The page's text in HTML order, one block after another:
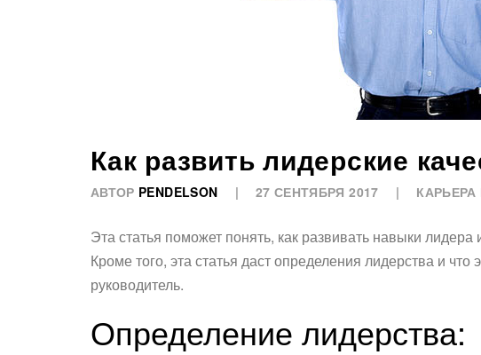
Как развить лидерские
АВТОР PENDELSON 27 СЕНТЯБРЯ 2017 КАРЬЕРА
Эта статья поможет понять, как развивать навыки
Кроме того, эта статья даст определения лидерства и
руководитель.
Определение лидерства: